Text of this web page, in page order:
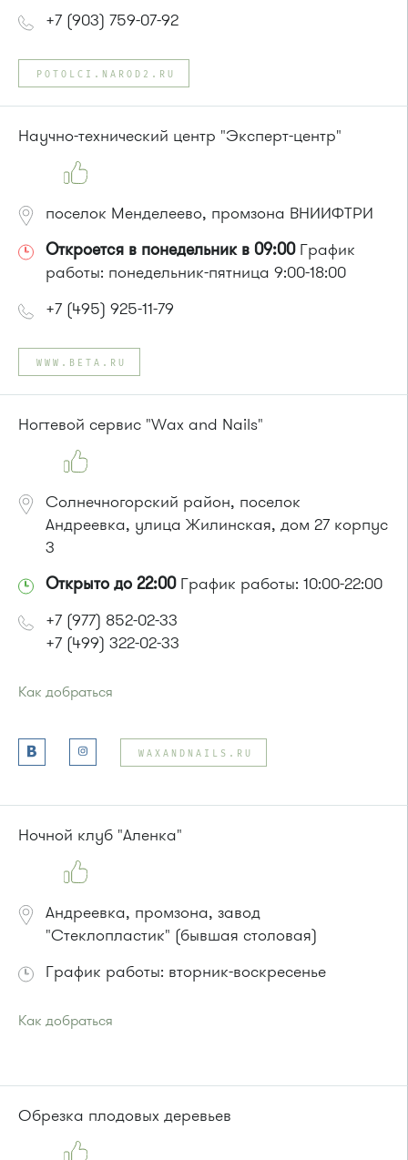
+7 (903) 759-07-92
POTOLCI.NAROD2.RU
Научно-технический центр "Эксперт-центр"
поселок Менделеево, промзона ВНИИФТРИ
Откроется в понедельник в 09:00График
работы: понедельник-пятница 9:00-18:00
+7 (495) 925-11-79
WWW.BETA.RU
Ногтевой сервис "Wax and Nails"
Солнечногорский район, поселок
Андреевка, улица Жилинская, дом 27 корпус
3
Открыто до 22:00График работы: 10:00-22:00
+7 (977) 852-02-33
+7 (499) 322-02-33
Как добраться
Автобусы № 357, 374, 495, 497.
Маршрутка № 495, 497
Автобусы № 319, 357, 374, 495, 497.
WAXANDNAILS.RU
Ночной клуб "Аленка"
Андреевка, промзона, завод
"Стеклопластик" (бывшая столовая)
График работы: вторник-воскресенье
Как добраться
Маршрутка № 495, 497
или до остановки"Андреевка":
Автобусы № 319, 357, 374, 495, 497.
Маршрутка № 495, 497
Обрезка плодовых деревьев